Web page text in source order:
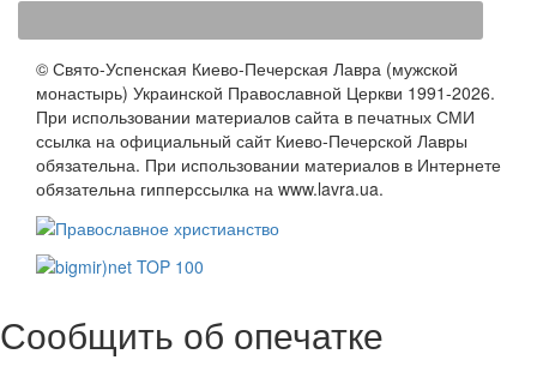
© Свято-Успенская Киево-Печерская Лавра (мужской
монастырь) Украинской Православной Церкви 1991-2026.
При использовании материалов сайта в печатных СМИ
ссылка на официальный сайт Киево-Печерской Лавры
обязательна. При использовании материалов в Интернете
обязательна гипперссылка на www.lavra.ua.
Сообщить об опечатке